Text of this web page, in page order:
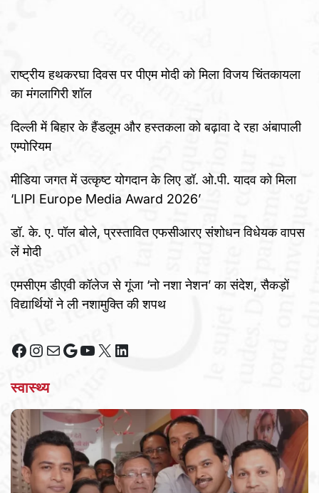
राष्ट्रीय हथकरघा दिवस पर पीएम मोदी को मिला विजय चिंतकायला
का मंगलागिरी शॉल
दिल्ली में बिहार के हैंडलूम और हस्तकला को बढ़ावा दे रहा अंबापाली
एम्पोरियम
मीडिया जगत में उत्कृष्ट योगदान के लिए डॉ. ओ.पी. यादव को मिला
‘LIPI Europe Media Award 2026’
डॉ. के. ए. पॉल बोले, प्रस्तावित एफसीआरए संशोधन विधेयक वापस
लें मोदी
एमसीएम डीएवी कॉलेज से गूंजा ‘नो नशा नेशन’ का संदेश, सैकड़ों
विद्यार्थियों ने ली नशामुक्ति की शपथ
Facebook
Instagram
MailGoogle
YouTube
X LinkedIn
स्वास्थ्य